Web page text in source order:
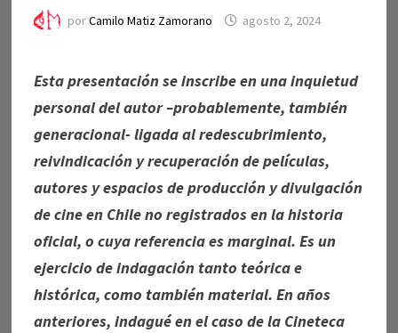
porCamilo Matiz Zamorano agosto 2, 2024
Esta presentación se inscribe en una inquietud
personal del autor –probablemente, también
generacional- ligada al redescubrimiento,
reivindicación y recuperación de películas,
autores y espacios de producción y divulgación
de cine en Chile no registrados en la historia
oficial, o cuya referencia es marginal. Es un
ejercicio de indagación tanto teórica e
histórica, como también material. En años
anteriores, indagué en el caso de la Cineteca